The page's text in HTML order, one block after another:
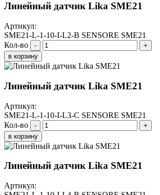
Линейный датчик Lika SME21
Артикул:
SME21-L-1-10-I-L2-B SENSORE SME21
Кол-во
-
+
в корзину
Линейный датчик Lika SME21
Артикул:
SME21-L-1-10-I-L3-C SENSORE SME21
Кол-во
-
+
в корзину
Линейный датчик Lika SME21
Артикул: